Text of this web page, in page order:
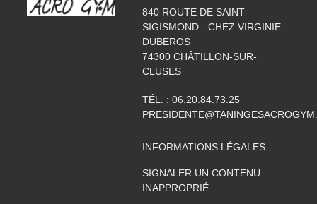
840 ROUTE DE SAINT
SIGISMOND - CHEZ VIRGINIE
DUBEROS
74300 CHÂTILLON-SUR-
CLUSES
TÉL. : 06.20.84.73.25
INFORMATIONS LÉGALES
SIGNALER UN CONTENU
INAPPROPRIÉ